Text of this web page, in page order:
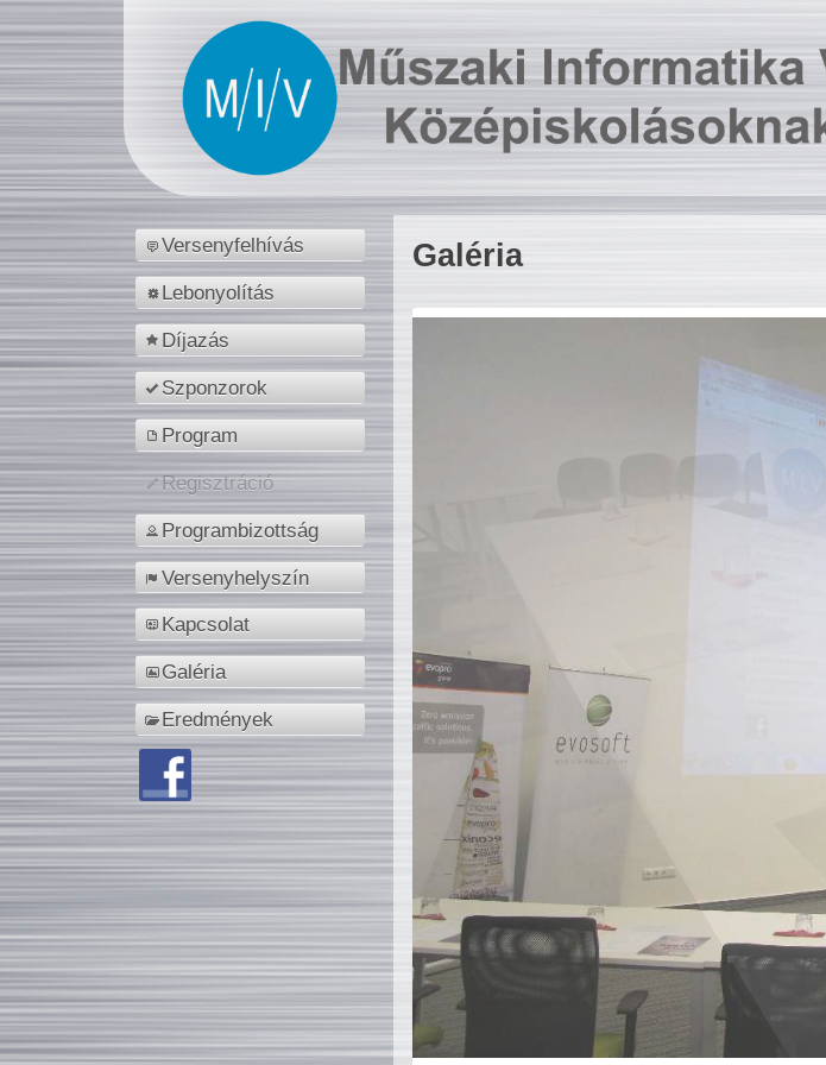
Versenyfelhívás
Lebonyolítás
Díjazás
Szponzorok
Program
Regisztráció
Programbizottság
Versenyhelyszín
Kapcsolat
Galéria
Eredmények
Galéria